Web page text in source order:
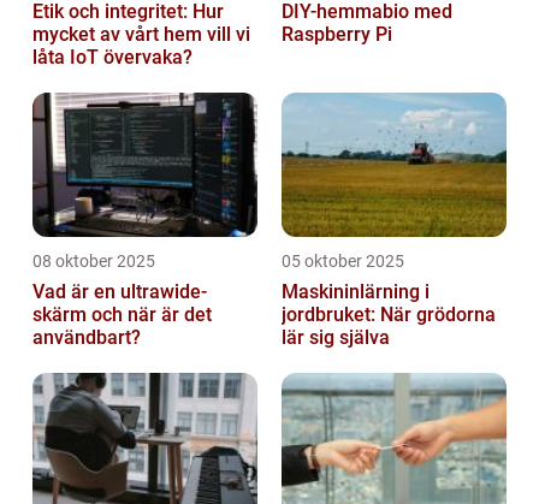
Etik och integritet: Hur
mycket av vårt hem vill vi
låta IoT övervaka?
DIY-hemmabio med
Raspberry Pi
08 oktober 2025
Vad är en ultrawide-
skärm och när är det
användbart?
05 oktober 2025
Maskininlärning i
jordbruket: När grödorna
lär sig själva